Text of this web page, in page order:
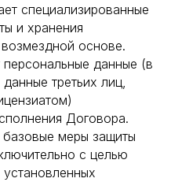
специализированные
и хранения
основе.
данные (в
третьих лиц,
Договора.
меры защиты
с целью